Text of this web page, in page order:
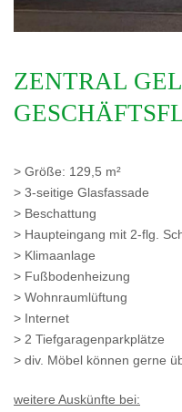
ZENTRAL
> Größe: 129,5 m²
> 3-seitige Glasfassade
> Beschattung
> Haupteingang mit 2-flg.
> Klimaanlage
> Fußbodenheizung
> Wohnraumlüftung
> Internet
> 2 Tiefgaragenparkplätze
> div. Möbel können gerne
weitere Auskünfte bei: